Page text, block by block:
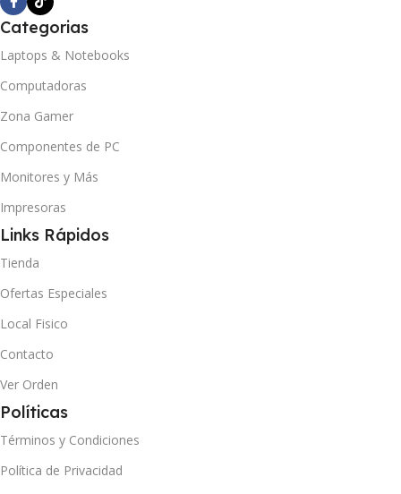
Categorias
Laptops & Notebooks
Computadoras
Zona Gamer
Componentes de PC
Monitores y Más
Impresoras
Links Rápidos
Tienda
Ofertas Especiales
Local Fisico
Contacto
Ver Orden
Políticas
Términos y Condiciones
Política de Privacidad